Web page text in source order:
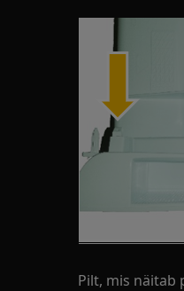
Pilt, mis näitab